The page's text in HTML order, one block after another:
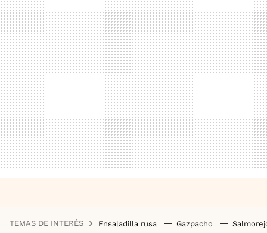
TEMAS DE INTERÉS Ensaladilla rusa Gazpacho